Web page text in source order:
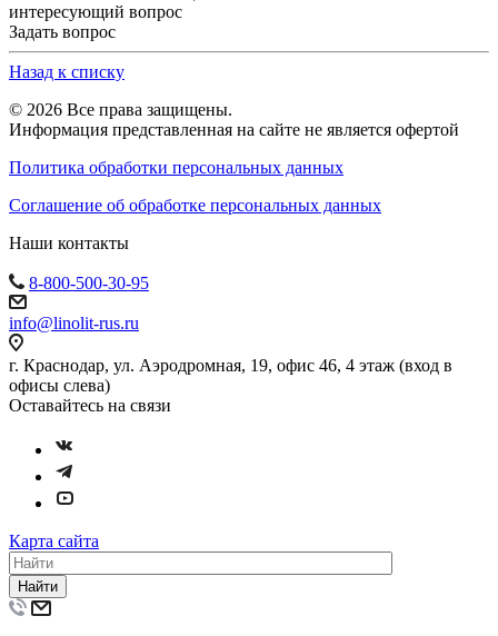
интересующий вопрос
Задать вопрос
Назад к списку
© 2026 Все права защищены.
Информация представленная на сайте не является офертой
Политика обработки персональных данных
Соглашение об обработке персональных данных
Наши контакты
8-800-500-30-95
info@linolit-rus.ru
г. Краснодар, ул. Аэродромная, 19, офис 46, 4 этаж (вход в
офисы слева)
Оставайтесь на связи
Карта сайта
Найти